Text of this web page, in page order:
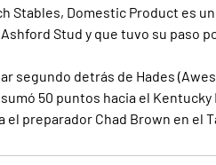
Stables, Domestic Product es
Stud y que tuvo su paso
segundo detrás de Hades
50 puntos hacia el
preparador Chad Brown en el